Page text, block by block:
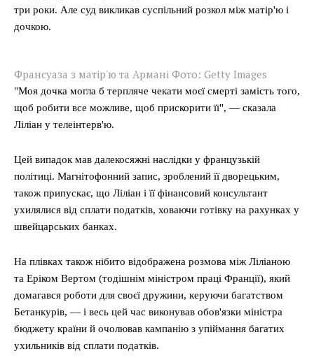
три роки. Але суд викликав суспільний розкол між матір'ю і
дочкою.
Франсуаза з матір'ю та Армані Фото: Getty Images
"Моя дочка могла б терпляче чекати моєї смерті замість того,
щоб робити все можливе, щоб прискорити її", — сказала
Ліліан у телеінтерв'ю.
Цей випадок мав далекосяжні наслідки у французькій
політиці. Магнітофонний запис, зроблений її дворецьким,
також припускає, що Ліліан і її фінансовий консультант
ухилялися від сплати податків, ховаючи готівку на рахунках у
швейцарських банках.
На плівках також нібито відображена розмова між Ліліаною
та Еріком Вертом (тодішнім міністром праці Франції), який
домагався роботи для своєї дружини, керуючи багатством
Бетанкурів, — і весь цей час виконував обов'язки міністра
бюджету країни й очолював кампанію з упіймання багатих
ухильників від сплати податків.